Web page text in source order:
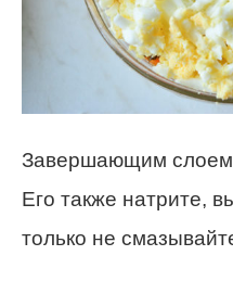
Завершающим слоем
Его также натрите,
только не